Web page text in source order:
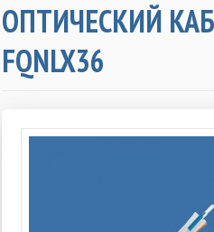
ОПТИЧЕСКИЙ
FQNLX36